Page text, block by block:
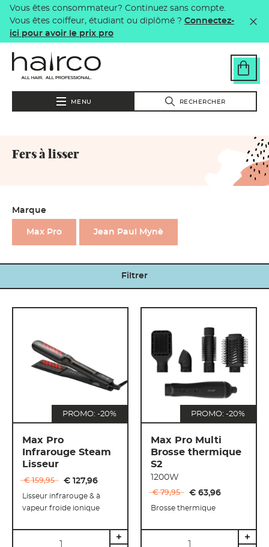
Aller au contenu principal
Vous êtes consommateur? Continuez sans compte.
Vous êtes coiffeur, étudiant ou diplômé ? Connectez-
ici pour avoir le prix pro
MENU RECHERCHER
Fers à lisser
Marque
Max Pro Jean Paul Mynè
Filtrer
PROMO: -20%
Max Pro
Infrarouge Steam
Lisseur
€ 159,95 € 127,96
Lisseur infrarouge & à
vapeur froide ionique
PROMO: -20%
Max Pro Multi
Brosse thermique
S2
1200W
€ 79,95 € 63,96
Brosse thermique